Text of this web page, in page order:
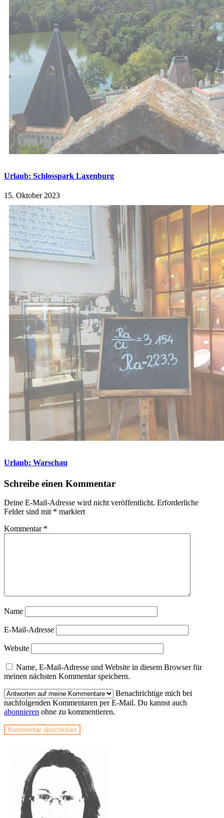
Urlaub: Schlosspark Laxenburg
15. Oktober 2023
Urlaub: Warschau
Schreibe einen Kommentar
Deine E-Mail-Adresse wird nicht veröffentlicht. Erforderliche
Felder sind mit * markiert
Kommentar *
Name
E-Mail-Adresse
Website
Name, E-Mail-Adresse und Website in diesem Browser für
meinen nächsten Kommentar speichern.
Benachrichtige mich bei
nachfolgenden Kommentaren per E-Mail. Du kannst auch
abonnieren ohne zu kommentieren.